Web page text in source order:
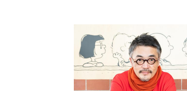
運営会社 プライバシーポリシー